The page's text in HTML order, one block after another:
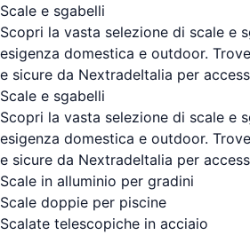
Scale e sgabelli
Scopri la vasta selezione di scale e
esigenza domestica e outdoor.
e sicure da NextradeItalia per
Scale e sgabelli
Scopri la vasta selezione di scale e
esigenza domestica e outdoor.
e sicure da NextradeItalia per
Scale in alluminio per gradini
Scale doppie per piscine
Scalate telescopiche in acciaio